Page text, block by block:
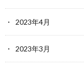
2023年4月
2023年3月